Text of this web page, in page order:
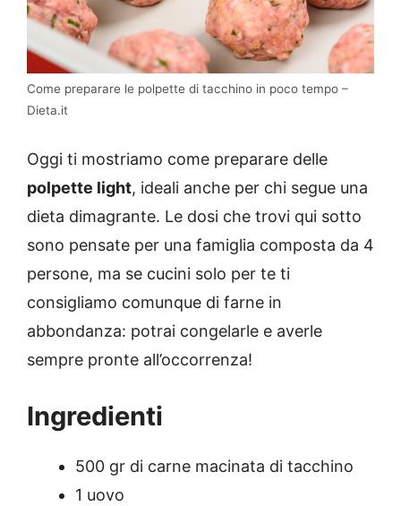
Come preparare le polpette di tacchino in poco tempo –
Dieta.it
Oggi ti mostriamo come preparare delle
polpette light, ideali anche per chi segue una
dieta dimagrante. Le dosi che trovi qui sotto
sono pensate per una famiglia composta da 4
persone, ma se cucini solo per te ti
consigliamo comunque di farne in
abbondanza: potrai congelarle e averle
sempre pronte all’occorrenza!
Ingredienti
500 gr di carne macinata di tacchino
1 uovo